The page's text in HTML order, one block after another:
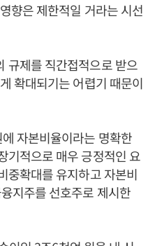
향은 제한적일 거라는 시선
규제를 직간접적으로 받으
확대되기는 어렵기 때문이
자본비율이라는 명확한
기적으로 매우 긍정적인 요
중확대를 유지하고 자본비
지주를 선호주로 제시한